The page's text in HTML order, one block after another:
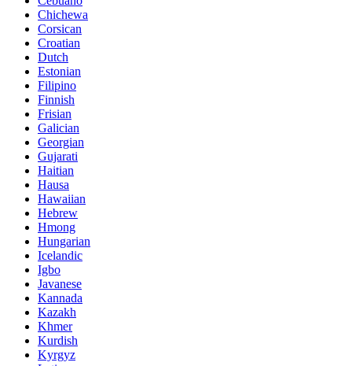
Chichewa
Corsican
Croatian
Dutch
Estonian
Filipino
Finnish
Frisian
Galician
Georgian
Gujarati
Haitian
Hausa
Hawaiian
Hebrew
Hmong
Hungarian
Icelandic
Igbo
Javanese
Kannada
Kazakh
Khmer
Kurdish
Kyrgyz